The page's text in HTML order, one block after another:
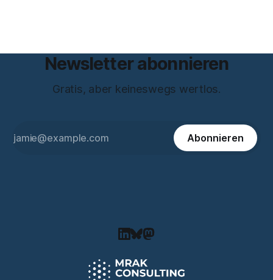
Newsletter abonnieren
Gratis, aber keineswegs wertlos.
Abonnieren